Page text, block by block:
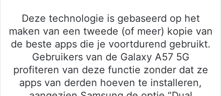
Deze technologie is gebaseerd op het
maken van een tweede (of meer) kopie van
de beste apps die je voortdurend gebruikt.
Gebruikers van de Galaxy A57 5G
profiteren van deze functie zonder dat ze
apps van derden hoeven te installeren,